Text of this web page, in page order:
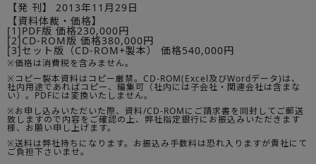
【発 刊】
2013年11月29日
【資料体裁・価格】
[1]PDF版 価格230,000円
[2]CD-ROM版 価格380,000円
[3]セット版（CD-ROM+製本） 価格540,000円
※価格は消費税を含みません。
※コピー製本資料はコピー厳禁。CD-ROM(Excel及びWordデータ)は、
社内用途であればコピー、編集可（社内には子会社・関連会社は含まな
い）。PDFには変換いたしません。
※お申し込みいただいた際、資料/CD-ROMにご請求書を同封してご郵送
致しますので内容をご確認の上、弊社指定銀行にお振込みいただきます
様、お願い申し上げます。
※送料は弊社持ちになります。お振込み手数料は恐れ入りますが貴社にて
ご負担下さいませ。